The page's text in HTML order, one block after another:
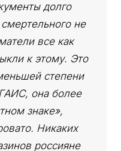
долго
не
все как
к этому. Это
степени
она более
знаке»,
Никаких
россияне